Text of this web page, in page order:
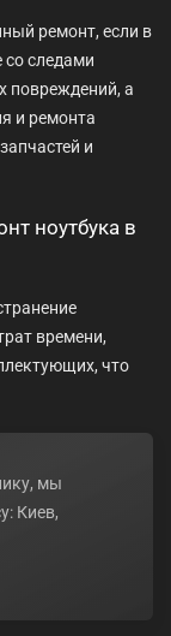
ремонт, если в
следами
повреждений, а
и ремонта
и
ноутбука в
времени,
что
мы
Киев,